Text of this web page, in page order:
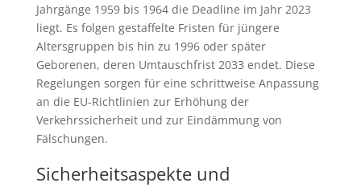
Jahrgänge 1959 bis 1964 die Deadline im Jahr 2023
liegt. Es folgen gestaffelte Fristen für jüngere
Altersgruppen bis hin zu 1996 oder später
Geborenen, deren Umtauschfrist 2033 endet. Diese
Regelungen sorgen für eine schrittweise Anpassung
an die EU-Richtlinien zur Erhöhung der
Verkehrssicherheit und zur Eindämmung von
Fälschungen.
Sicherheitsaspekte und